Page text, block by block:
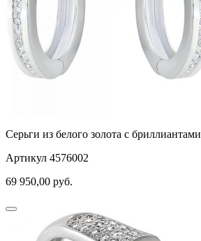
Серьги из белого золота с бриллиантами
Артикул 4576002
69 950,00 руб.